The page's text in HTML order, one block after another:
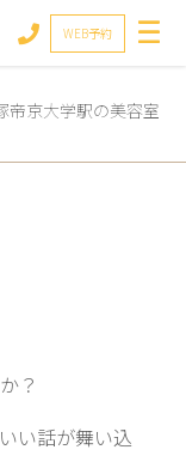
WEB予約
帝京大学駅の美容室
？
い話が舞い込